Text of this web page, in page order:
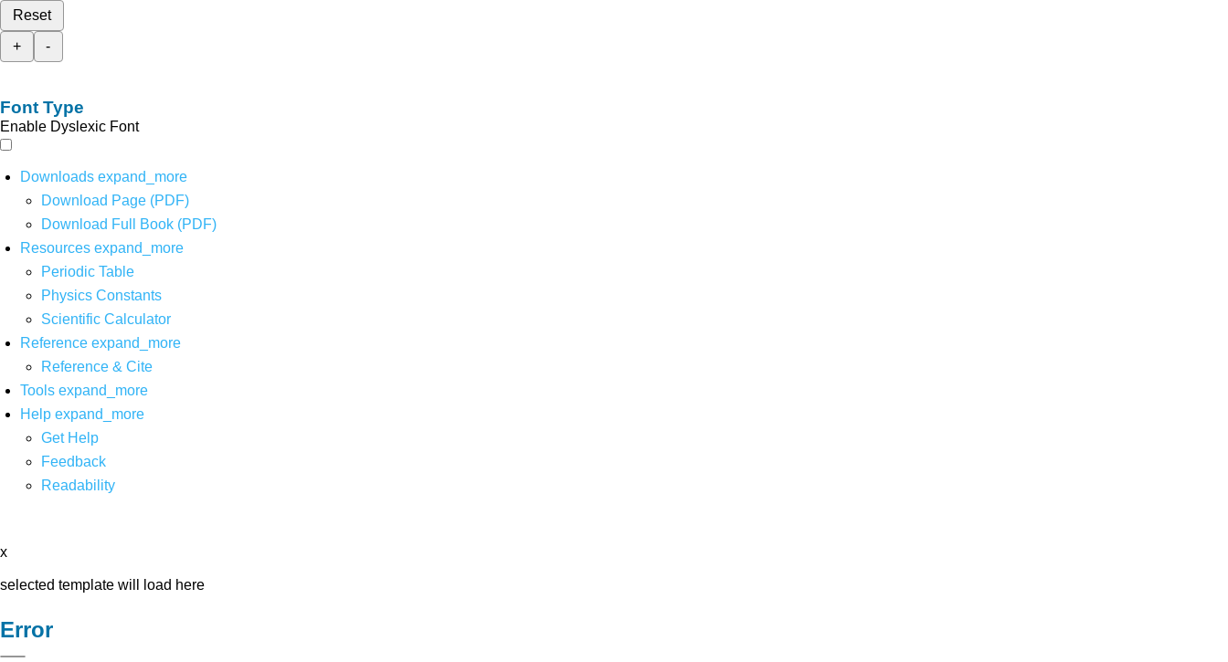
Reset
+
-
Font Type
Enable Dyslexic Font
Downloads expand_more
Download Page (PDF)
Download Full Book (PDF)
Resources expand_more
Periodic Table
Physics Constants
Scientific Calculator
Reference expand_more
Reference & Cite
Tools expand_more
Help expand_more
Get Help
Feedback
Readability
x
selected template will load here
Error